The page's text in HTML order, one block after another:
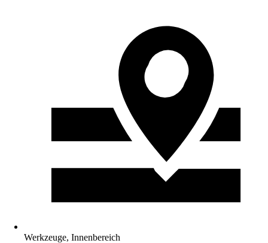
Werkzeuge, Innenbereich